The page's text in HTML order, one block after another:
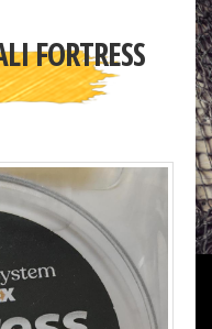
FORTRESS